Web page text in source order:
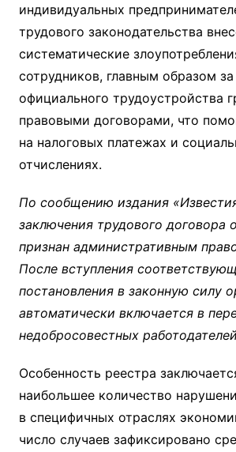
индивидуальных
трудового законодательства
систематические
сотрудников, главным образом
официального трудоустройства
правовыми договорами, что
на налоговых платежах и
отчислениях.
По сообщению издания
заключения трудового договора
признан административным
После вступления
постановления в законную силу
автоматически включается в
недобросовестных
Особенность реестра
наибольшее количество
в специфичных отраслях
число случаев зафиксировано